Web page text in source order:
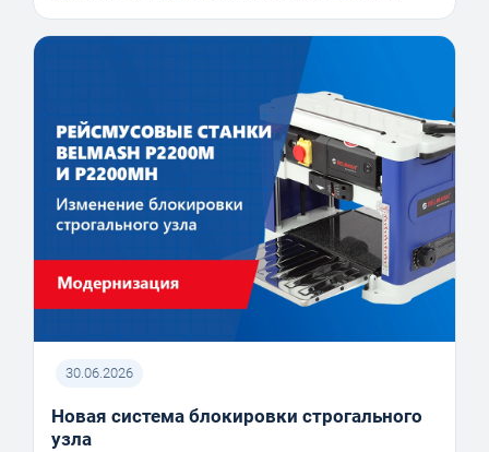
30.06.2026
Новая система блокировки строгального
узла